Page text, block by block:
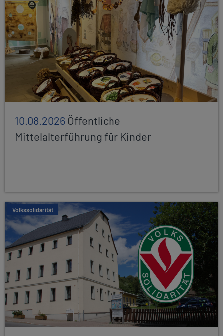
10.08.2026Öffentliche
Mittelalterführung für Kinder
Volkssolidarität